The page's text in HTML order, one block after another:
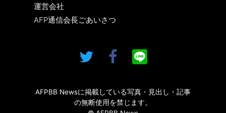
運営会社
AFP通信会長ごあいさつ
AFPBB Newsに掲載している写真・見出し・記事
の無断使用を禁じます。